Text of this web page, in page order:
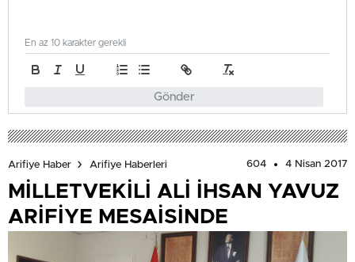
Gönder
En az 10 karakter gerekli
Arifiye Haber Arifiye Haberleri 604 4 Nisan 2017
MİLLETVEKİLİ ALİ İHSAN YAVUZ
ARİFİYE MESAİSİNDE